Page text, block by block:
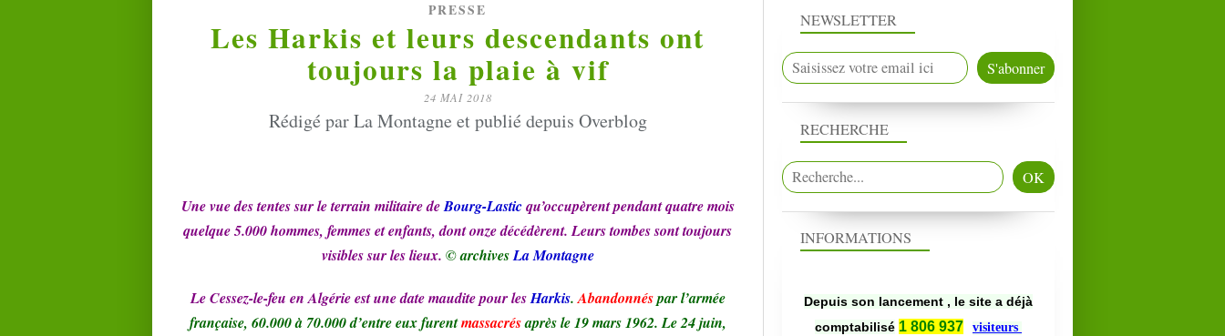
PRESSE
Les Harkis et leurs descendants ont
toujours la plaie à vif
24 MAI 2018
Rédigé par La Montagne et publié depuis Overblog
Une vue des tentes sur le terrain militaire deBourg-Lasticqu’occupèrent pendant quatre mois
quelque 5.000 hommes, femmes et enfants, dont onze décédèrent. Leurs tombes sont toujours
visibles sur les lieux. © archivesLa Montagne
Le Cessez-le-feu en Algérie est une date maudite pour lesHarkis.Abandonnéspar l’armée
française, 60.000 à 70.000 d’entre eux furentmassacrésaprès le 19 mars 1962. Le 24 juin,
NEWSLETTER
RECHERCHE
INFORMATIONS
Depuis son lancement , le site a déjà
comptabilisé 1 806 937
visiteurs